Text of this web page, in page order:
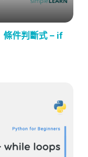
件判斷式 – if